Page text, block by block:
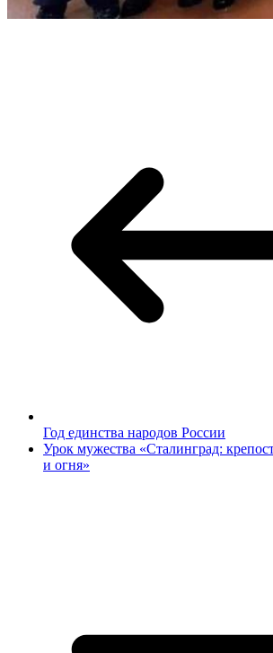
Год единства народов России
Урок мужества «Сталинград:
и огня»